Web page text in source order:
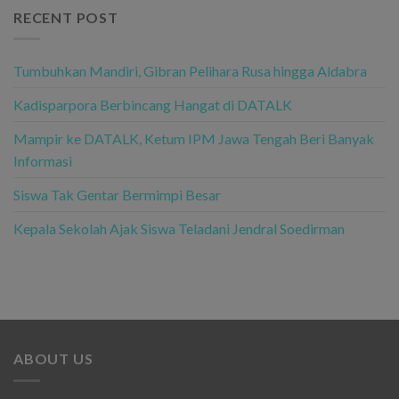
RECENT POST
Tumbuhkan Mandiri, Gibran Pelihara Rusa hingga Aldabra
Kadisparpora Berbincang Hangat di DATALK
Mampir ke DATALK, Ketum IPM Jawa Tengah Beri Banyak
Informasi
Siswa Tak Gentar Bermimpi Besar
Kepala Sekolah Ajak Siswa Teladani Jendral Soedirman
ABOUT US